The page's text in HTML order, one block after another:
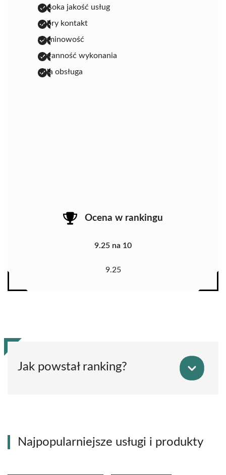
wysoka jakość usług
dobry kontakt
terminowość
staranność wykonania
miła obsługa
Ocena w rankingu
9.25 na 10
9.25
Jak powstał ranking?
Najpopularniejsze usługi i produkty